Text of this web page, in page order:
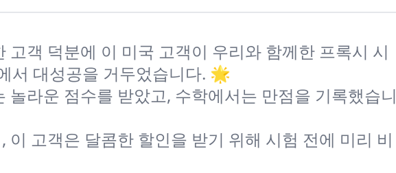
고객 덕분에 이 미국 고객이 우리와 함께한 프록시 시
서 대성공을 거두었습니다. 🌟
놀라운 점수를 받았고, 수학에서는 만점을 기록했습니
이 고객은 달콤한 할인을 받기 위해 시험 전에 미리 비